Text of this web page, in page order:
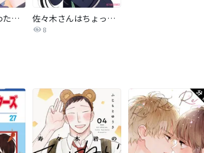
シちゃいそうなわたしたち 佐々木さんはちょっとだけすごい。
8